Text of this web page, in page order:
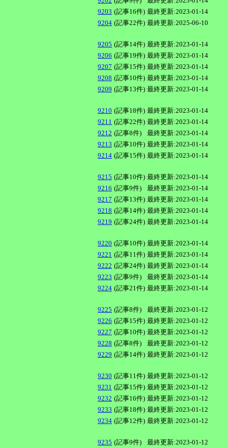
9203 (記事16件) 最終更新:2023-01-14
9204 (記事22件) 最終更新:2025-06-10
9205 (記事14件) 最終更新:2023-01-14
9206 (記事19件) 最終更新:2023-01-14
9207 (記事15件) 最終更新:2023-01-14
9208 (記事10件) 最終更新:2023-01-14
9209 (記事13件) 最終更新:2023-01-14
9210 (記事18件) 最終更新:2023-01-14
9211 (記事22件) 最終更新:2023-01-14
9212 (記事8件)
最終更新:2023-01-14
9213 (記事10件) 最終更新:2023-01-14
9214 (記事15件) 最終更新:2023-01-14
9215 (記事10件) 最終更新:2023-01-14
9216 (記事9件)
最終更新:2023-01-14
9217 (記事13件) 最終更新:2023-01-14
9218 (記事14件) 最終更新:2023-01-14
9219 (記事24件) 最終更新:2023-01-14
9220 (記事10件) 最終更新:2023-01-14
9221 (記事11件) 最終更新:2023-01-14
9222 (記事24件) 最終更新:2023-01-14
9223 (記事9件)
最終更新:2023-01-14
9224 (記事21件) 最終更新:2023-01-14
9225 (記事8件)
最終更新:2023-01-12
9226 (記事15件) 最終更新:2023-01-12
9227 (記事10件) 最終更新:2023-01-12
9228 (記事8件)
最終更新:2023-01-12
9229 (記事14件) 最終更新:2023-01-12
9230 (記事11件) 最終更新:2023-01-12
9231 (記事15件) 最終更新:2023-01-12
9232 (記事16件) 最終更新:2023-01-12
9233 (記事18件) 最終更新:2023-01-12
9234 (記事12件) 最終更新:2023-01-12
9235 (記事9件)
最終更新:2023-01-12